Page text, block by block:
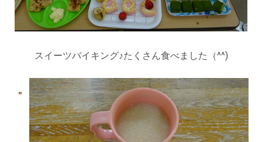
スイーツバイキング♪たくさん食べました（^^)